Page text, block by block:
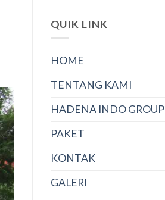
QUIK LINK
HOME
TENTANG KAMI
HADENA INDO GROUP
PAKET
KONTAK
GALERI